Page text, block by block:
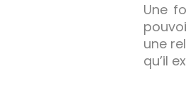
Une
une
qu’il